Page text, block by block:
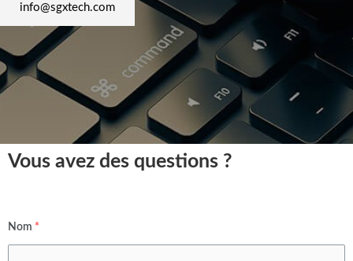
info@sgxtech.com
Vous avez des questions ?
Nom *